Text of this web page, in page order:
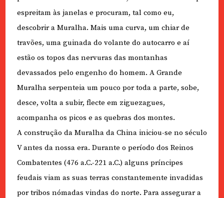
espreitam às janelas e procuram, tal como eu,
descobrir a Muralha. Mais uma curva, um chiar de
travões, uma guinada do volante do autocarro e aí
estão os topos das nervuras das montanhas
devassados pelo engenho do homem. A Grande
Muralha serpenteia um pouco por toda a parte, sobe,
desce, volta a subir, flecte em ziguezagues,
acompanha os picos e as quebras dos montes.
A construção da Muralha da China iniciou-se no século
V antes da nossa era. Durante o período dos Reinos
Combatentes (476 a.C.-221 a.C.) alguns príncipes
feudais viam as suas terras constantemente invadidas
por tribos nómadas vindas do norte. Para assegurar a